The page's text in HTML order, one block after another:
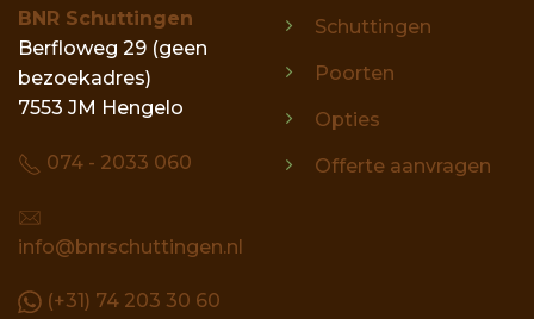
BNR Schuttingen
Berfloweg 29 (geen
bezoekadres)
7553 JM Hengelo
074 - 2033 060
info@bnrschuttingen.nl
(+31) 74 203 30 60
Schuttingen
Poorten
Opties
Offerte aanvragen